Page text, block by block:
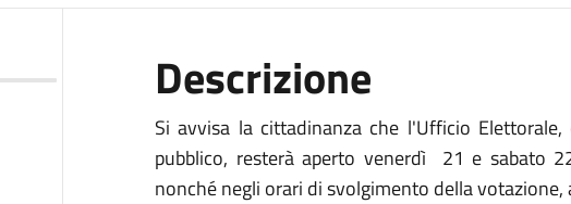
Descrizione
Si avvisa la cittadinanza che l'Ufficio
pubblico, resterà aperto venerdì 21 e sabato
nonché negli orari di svolgimento della